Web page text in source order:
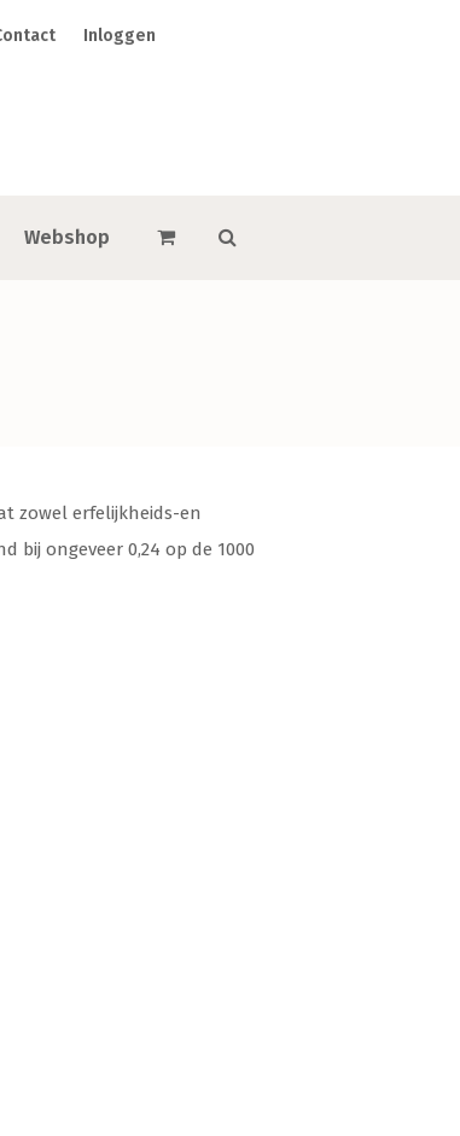
Inloggen
Webshop
zowel erfelijkheids-en
ongeveer 0,24 op de 1000